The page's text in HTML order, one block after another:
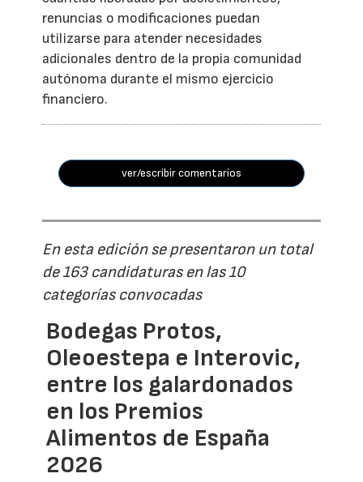
renuncias o modificaciones puedan
utilizarse para atender necesidades
adicionales dentro de la propia comunidad
autónoma durante el mismo ejercicio
financiero.
ver/escribir comentarios
En esta edición se presentaron un total
de 163 candidaturas en las 10
categorías convocadas
Bodegas Protos,
Oleoestepa e Interovic,
entre los galardonados
en los Premios
Alimentos de España
2026